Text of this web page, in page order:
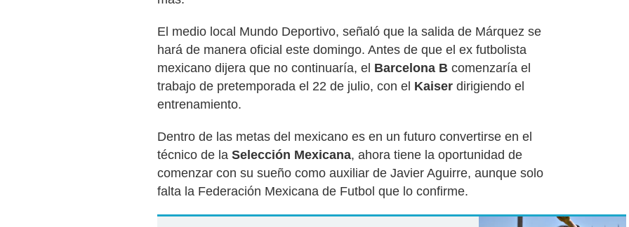
El medio local Mundo Deportivo, señaló que la salida de Márquez se
hará de manera oficial este domingo. Antes de que el ex futbolista
mexicano dijera que no continuaría, el Barcelona B comenzaría el
trabajo de pretemporada el 22 de julio, con el Kaiser dirigiendo el
entrenamiento.
Dentro de las metas del mexicano es en un futuro convertirse en el
técnico de la Selección Mexicana, ahora tiene la oportunidad de
comenzar con su sueño como auxiliar de Javier Aguirre, aunque solo
falta la Federación Mexicana de Futbol que lo confirme.